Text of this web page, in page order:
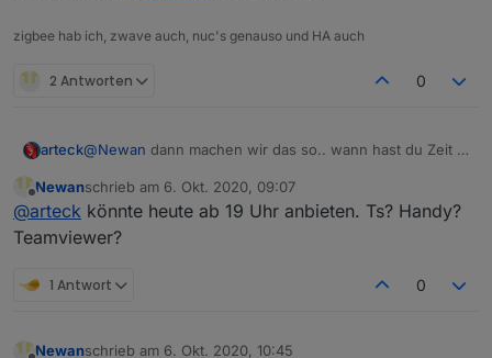
zigbee hab ich, zwave auch, nuc's genauso und HA auch
2 Antworten 0
arteck@Newan dann machen wir das so.. wann hast du Zeit ?
Offline
Newanschrieb am 6. Okt. 2020, 09:07
zuletzt editiert von
@arteck könnte heute ab 19 Uhr anbieten. Ts? Handy?
Teamviewer?
1 Antwort 0
Newanschrieb am 6. Okt. 2020, 10:45